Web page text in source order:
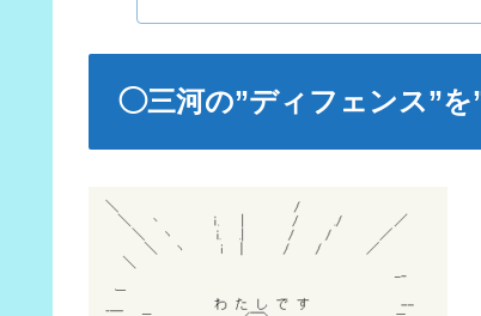
◯三河の”ディフェンス”を